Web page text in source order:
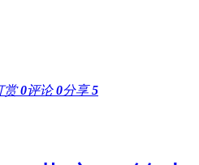
赏0评论0分享5